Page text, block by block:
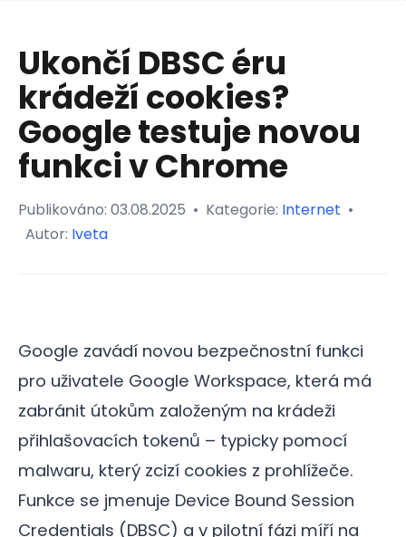
Ukončí DBSC éru
krádeží cookies?
Google testuje novou
funkci v Chrome
Publikováno: 03.08.2025 • Kategorie: Internet •
Autor: Iveta
Google zavádí novou bezpečnostní funkci
pro uživatele Google Workspace, která má
zabránit útokům založeným na krádeži
přihlašovacích tokenů – typicky pomocí
malwaru, který zcizí cookies z prohlížeče.
Funkce se jmenuje Device Bound Session
Credentials (DBSC) a v pilotní fázi míří na